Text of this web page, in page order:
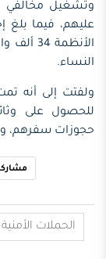
وتشغيل مخالفي
عليهم، فيما بلغ
النساء.
حجوزات سفرهم، وترحيل 7.5
الحملات الأمنية